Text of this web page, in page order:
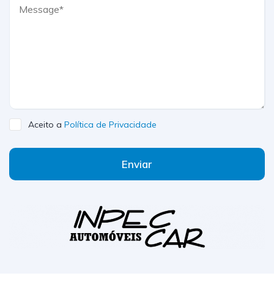
Aceito a Política de Privacidade
Enviar